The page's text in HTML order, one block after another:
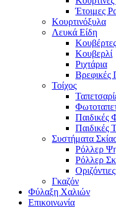
Έτοιμες
Κουρτινόξυλα
Λευκά Είδη
Κουβέρτες
Κουβερλί
Ριχτάρια
Βρεφικές
Τοίχος
Παιδικές
Παιδικές
Συστήματα
Ρόλλερ
Ρόλλερ
Γκαζόν
Φύλαξη Χαλιών
Επικοινωνία